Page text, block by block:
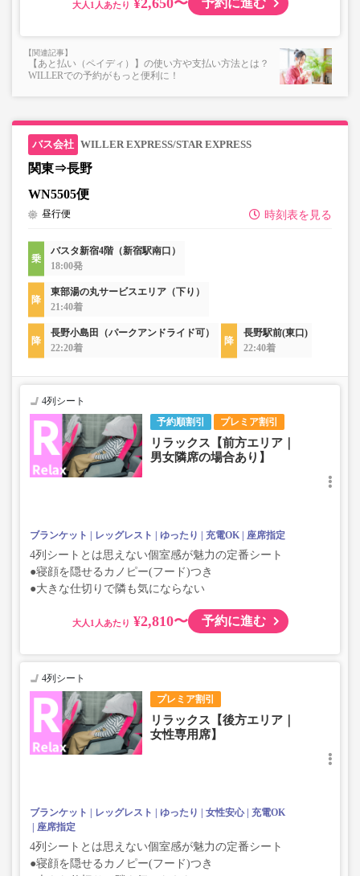
・最新の運行状況は運行会社HPを御覧ください。
で、あらかじめご了承ください。
大人 予約に進む
【あと払い（ペイディ）】の使い方や支払い方法とは？
WILLERでの予約がもっと便利に！
WILLER EXPRESS/STAR EXPRESS
関東⇒長野
WN5505便
時刻表を見る
昼行便
バスタ新宿4階（新宿駅南口）
18:00発
東部湯の丸サービスエリア（下り）
21:40着
長野小島田（パークアンドライド可）
22:20着
長野駅前(東口)
22:40着
予約順割引 プレミア割引
4列シート
リラックス【前方エリア｜
男女隣席の場合あり】
ブランケット レッグレスト ゆったり 充電OK 座席指定
4列シートとは思えない個室感が魅力の定番シート
●寝顔を隠せるカノピー(フード)つき
●大きな仕切りで隣も気にならない
大人 ¥2,810〜 予約に進む
プレミア割引
4列シート
リラックス【後方エリア｜
女性専用席】
ブランケット レッグレスト ゆったり 女性安心
充電OK
座席指定
4列シートとは思えない個室感が魅力の定番シート
●寝顔を隠せるカノピー(フード)つき